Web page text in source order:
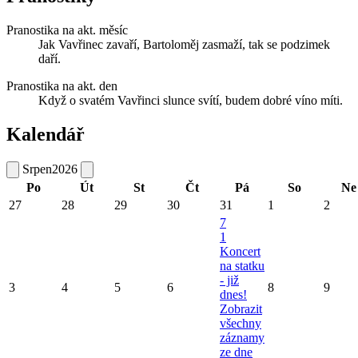
Pranostika na akt. měsíc
Jak Vavřinec zavaří, Bartoloměj zasmaží, tak se podzimek
daří.
Pranostika na akt. den
Když o svatém Vavřinci slunce svítí, budem dobré víno míti.
Kalendář
Srpen2026
Po
Út St Čt Pá So
Ne
27
28 29 30 31 1 2
3 4 5 6
7
1
Koncert
na statku
- již
dnes!
Zobrazit
všechny
záznamy
ze dne
8 9